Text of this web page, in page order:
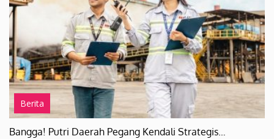
Berita
Bangga! Putri Daerah Pegang Kendali Strategis…